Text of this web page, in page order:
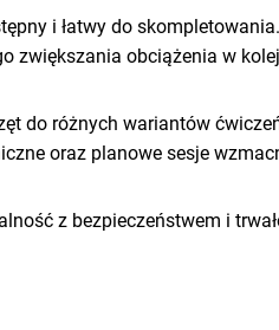
i łatwy do
zwiększania obciążenia w
do różnych wariantów
oraz planowe sesje
z bezpieczeństwem i